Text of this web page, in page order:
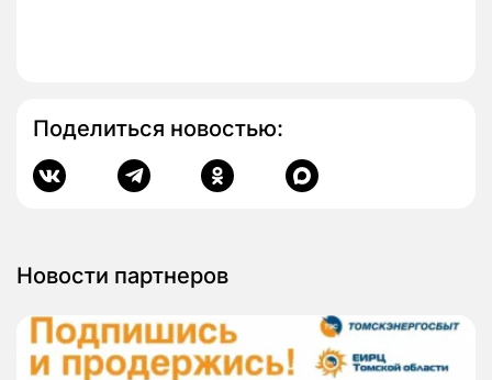
Поделиться новостью:
Новости партнеров